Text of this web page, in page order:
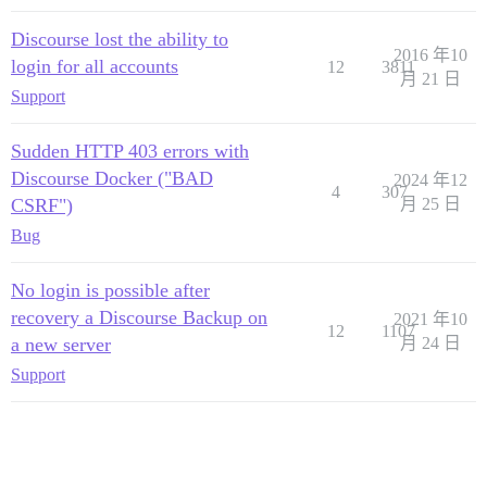
Discourse lost the ability to
login for all accounts
Support
12 3811
2016 年10
月 21 日
Sudden HTTP 403 errors with
Discourse Docker ("BAD
CSRF")
Bug
4 307
2024 年12
月 25 日
No login is possible after
recovery a Discourse Backup on
a new server
Support
12 1107
2021 年10
月 24 日